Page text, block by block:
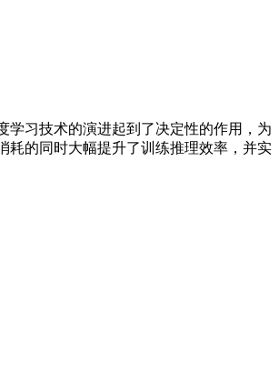
习技术的演进起到了决定性的作用，为
的同时大幅提升了训练推理效率，并实